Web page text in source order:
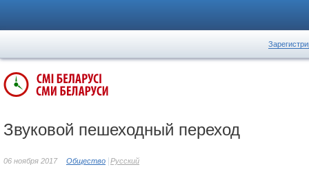
Звуковой пешеходный переход
06 ноября 2017 Общество Русский